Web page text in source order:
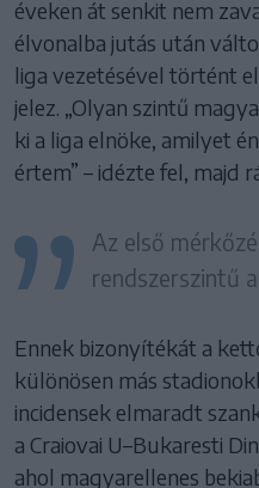
éveken át senkit nem
élvonalba jutás után
liga vezetésével történt
jelez. „Olyan szintű
ki a liga elnöke, amilyet
értem” – idézte fel, majd
Az első
rendszerszintű
Ennek bizonyítékát a
különösen más
incidensek elmaradt
a Craiovai U–Bukaresti
ahol magyarellenes